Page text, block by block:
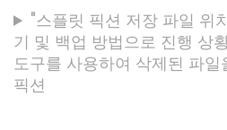
"스플릿 픽션 저장 파일 위
기 및 백업 방법으로 진행 상
도구를 사용하여 삭제된 파일
픽션